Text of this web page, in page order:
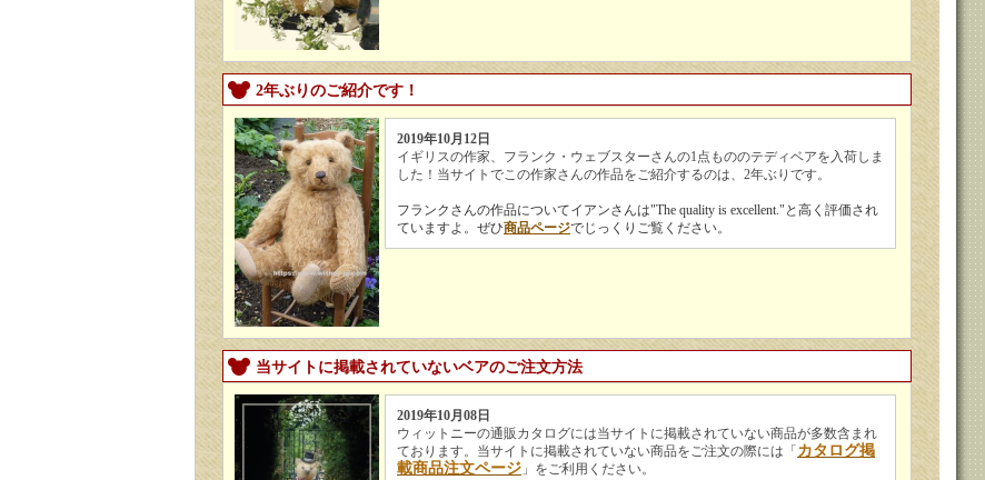
2年ぶりのご紹介です！
2019年10月12日
イギリスの作家、フランク・ウェブスターさんの1点もののテディベアを入荷しま
した！当サイトでこの作家さんの作品をご紹介するのは、2年ぶりです。
フランクさんの作品についてイアンさんは"The quality is excellent."と高く評価され
ていますよ。ぜひ商品ページでじっくりご覧ください。
当サイトに掲載されていないベアのご注文方法
2019年10月08日
ウィットニーの通販カタログには当サイトに掲載されていない商品が多数含まれ
ております。当サイトに掲載されていない商品をご注文の際には「 カタログ掲
載商品注文ページ 」をご利用ください。